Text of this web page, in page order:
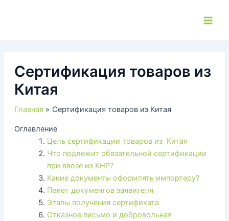
Сертификация товаров из
Китая
Главная Сертификация товаров из Китая
Оглавление
Цель сертификации товаров из Китая
Что подлежит обязательной сертификации
при ввозе из КНР?
Какие документы оформлять импортеру?
Пакет документов заявителя
Этапы получения сертификата
Отказное письмо и добровольная